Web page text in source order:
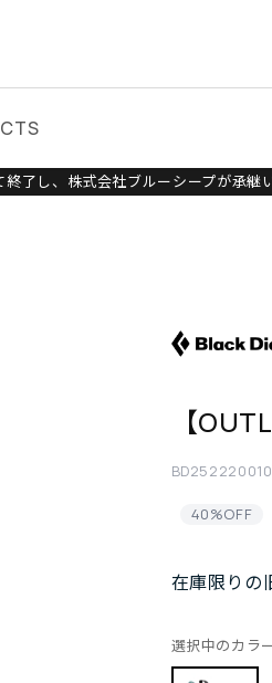
了し、株式会社ブルーシープが承継い
【
40%OFF
在庫限りの
選択中のカラ